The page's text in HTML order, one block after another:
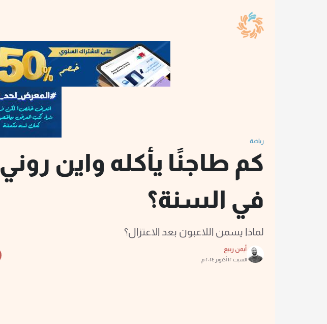
رياضة
كم طاجنًا يأكله واين روني
في السنة؟
لماذا يسمن اللاعبون بعد الاعتزال؟
أيمن ربيع
السبت ١٢ أكتوبر ٢٠٢٤ م